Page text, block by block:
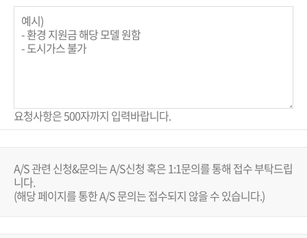
요청사항은 500자까지 입력바랍니다.
A/S 관련 신청&문의는 A/S신청 혹은 1:1문의를 통해 접수 부탁드립
니다.
(해당 페이지를 통한 A/S 문의는 접수되지 않을 수 있습니다.)